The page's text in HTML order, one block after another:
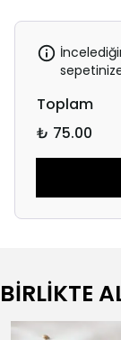
Toplam
₺ 75.00
BİRLİKTE